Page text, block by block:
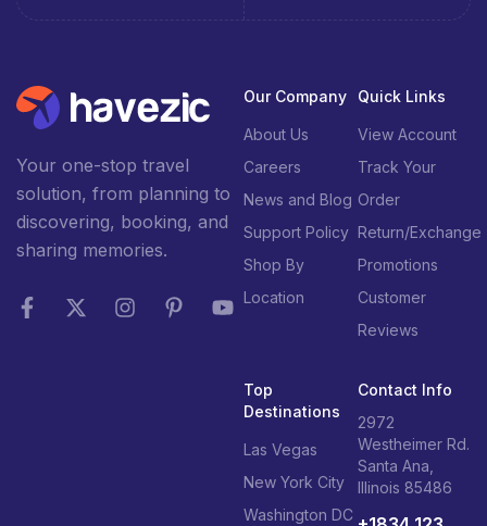
Your one-stop travel
solution, from planning to
discovering, booking, and
sharing memories.
Our Company
About Us
Careers
News and Blog
Support Policy
Shop By
Location
Quick Links
View Account
Track Your
Order
Return/Exchange
Promotions
Customer
Reviews
Top
Destinations
Las Vegas
New York City
Washington DC
Contact Info
2972
Westheimer Rd.
Santa Ana,
Illinois 85486